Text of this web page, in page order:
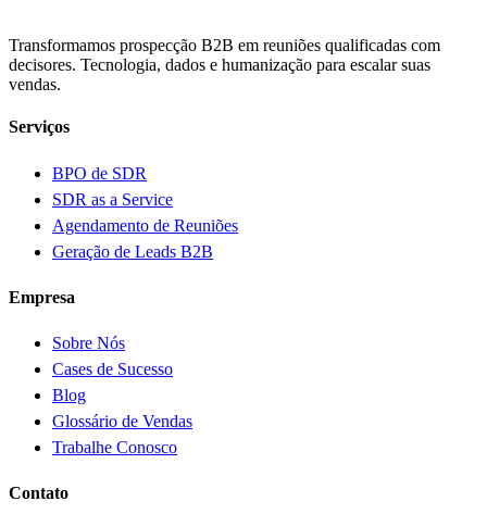
Transformamos prospecção B2B em reuniões qualificadas com
decisores. Tecnologia, dados e humanização para escalar suas
vendas.
Serviços
BPO de SDR
SDR as a Service
Agendamento de Reuniões
Geração de Leads B2B
Empresa
Sobre Nós
Cases de Sucesso
Blog
Glossário de Vendas
Trabalhe Conosco
Contato